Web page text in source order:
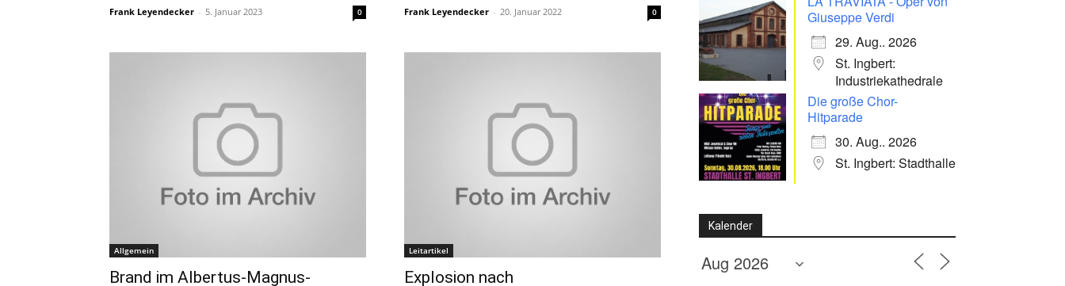
Frank Leyendecker - 5. Januar 2023 0 Frank Leyendecker - 20. Januar 2022 0
Allgemein
Brand im Albertus-Magnus-
Leitartikel
Explosion nach
Giuseppe Verdi
29. Aug.. 2026
St. Ingbert:
Industriekathedrale
Die große Chor-
Hitparade
30. Aug.. 2026
St. Ingbert: Stadthalle
Kalender